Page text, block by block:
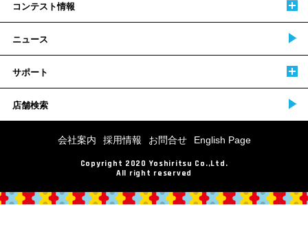
コンテスト情報
ニュース
サポート
店舗検索
会社案内 採用情報 お問合せ English Page
Copyright 2020 Yoshiritsu Co.,Ltd.
All right reserved